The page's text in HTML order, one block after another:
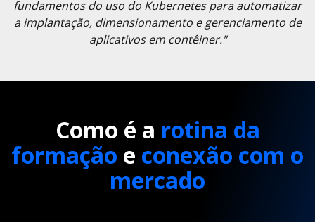
fundamentos do uso do Kubernetes para automatizar
a implantação, dimensionamento e gerenciamento de
aplicativos em contêiner."
Como é a rotina da
formação e conexão com o
mercado